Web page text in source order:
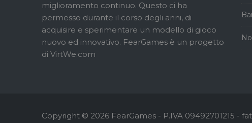
miglioramento continuo. Questo ci ha
permesso durante il corso degli anni, di
acquisire e sperimentare un modello di gioco
nuovo ed innovativo. FearGames è un progetto
di VirtWe.com
Copyright © 2026 FearGames - P.IVA 09492701215 -